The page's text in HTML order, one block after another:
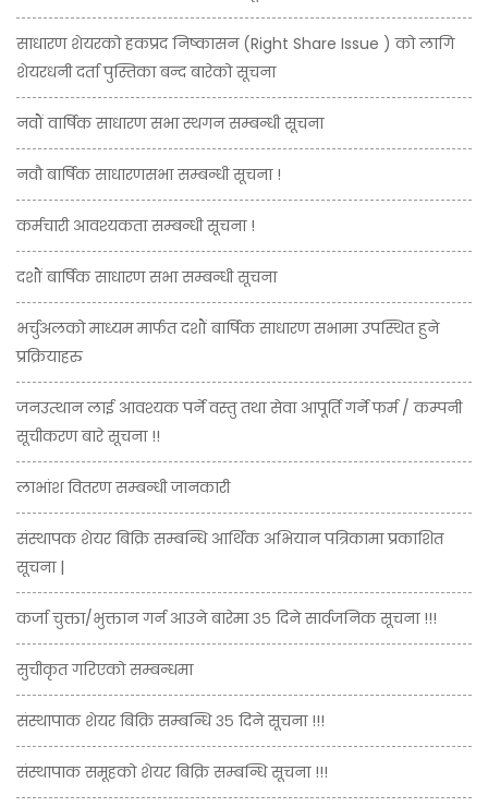
साधारण शेयरको हकप्रद निष्कासन (Right Share Issue ) को लागि
शेयरधनी दर्ता पुस्तिका बन्द बारेको सूचना
नवौं वार्षिक साधारण सभा स्थगन सम्बन्धी सूचना
नवौ बार्षिक साधारणसभा सम्बन्धी सूचना !
कर्मचारी आवश्यकता सम्बन्धी सूचना !
दशौं बार्षिक साधारण सभा सम्बन्धी सूचना
भर्चुअलको माध्यम मार्फत दशौं बार्षिक साधारण सभामा उपस्थित हुने
प्रक्रियाहरु
जनउत्थान लाई आवश्यक पर्ने वस्तु तथा सेवा आपूर्ति गर्ने फर्म / कम्पनी
सूचीकरण बारे सूचना !!
लाभांश वितरण सम्बन्धी जानकारी
संस्थापक शेयर बिक्रि सम्बन्धि आर्थिक अभियान पत्रिकामा प्रकाशित
सूचना |
कर्जा चुक्ता/भुक्तान गर्न आउने बारेमा ३५ दिने सार्वजनिक सूचना !!!
सुचीकृत गरिएको सम्बन्धमा
संस्थापाक शेयर बिक्रि सम्बन्धि ३५ दिने सूचना !!!
संस्थापाक समूहको शेयर बिक्रि सम्बन्धि सूचना !!!